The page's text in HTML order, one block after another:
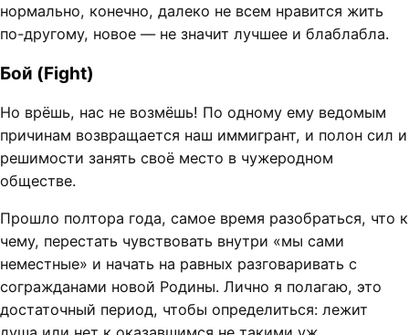
нормально, конечно, далеко не всем нравится жить
по-другому, новое — не значит лучшее и блаблабла.
Бой (Fight)
Но врёшь, нас не возмёшь! По одному ему ведомым
причинам возвращается наш иммигрант, и полон сил и
решимости занять своё место в чужеродном
обществе.
Прошло полтора года, самое время разобраться, что к
чему, перестать чувствовать внутри «мы сами
неместные» и начать на равных разговаривать с
согражданами новой Родины. Лично я полагаю, это
достаточный период, чтобы определиться: лежит